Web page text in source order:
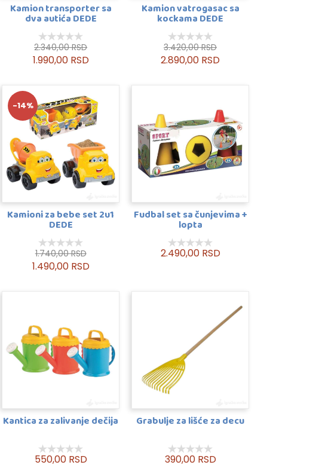
Kamion transporter sa
dva autića DEDE
2.340,00 RSD
1.990,00 RSD
Kamion vatrogasac sa
kockama DEDE
3.420,00 RSD
2.890,00 RSD
-14%
Kamioni za bebe set 2u1
DEDE
1.740,00 RSD
1.490,00 RSD
Fudbal set sa čunjevima +
lopta
2.490,00 RSD
Kantica za zalivanje dečija
550,00 RSD
Grabulje za lišće za decu
390,00 RSD